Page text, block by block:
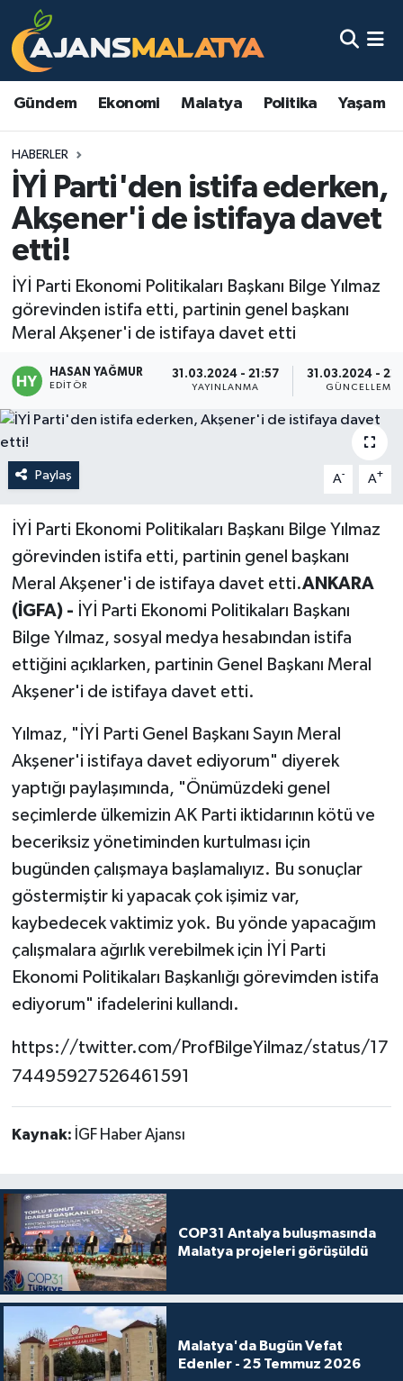
Gündem Ekonomi Malatya Politika Yaşam
HABERLER
İYİ Parti'den istifa ederken,
Akşener'i de istifaya davet
etti!
İYİ Parti Ekonomi Politikaları Başkanı Bilge Yılmaz
görevinden istifa etti, partinin genel başkanı
Meral Akşener'i de istifaya davet etti
HASAN YAĞMUR
EDITÖR
31.03.2024 - 21:57
YAYINLANMA
31.03.2024 -
GÜNCELLEME
Paylaş A- A+
İYİ Parti Ekonomi Politikaları Başkanı Bilge Yılmaz
görevinden istifa etti, partinin genel başkanı
Meral Akşener'i de istifaya davet etti.ANKARA
(İGFA) - İYİ Parti Ekonomi Politikaları Başkanı
Bilge Yılmaz, sosyal medya hesabından istifa
ettiğini açıklarken, partinin Genel Başkanı Meral
Akşener'i de istifaya davet etti.
Yılmaz, "İYİ Parti Genel Başkanı Sayın Meral
Akşener'i istifaya davet ediyorum" diyerek
yaptığı paylaşımında, "Önümüzdeki genel
seçimlerde ülkemizin AK Parti iktidarının kötü ve
beceriksiz yönetiminden kurtulması için
bugünden çalışmaya başlamalıyız. Bu sonuçlar
göstermiştir ki yapacak çok işimiz var,
kaybedecek vaktimiz yok. Bu yönde yapacağım
çalışmalara ağırlık verebilmek için İYİ Parti
Ekonomi Politikaları Başkanlığı görevimden istifa
ediyorum" ifadelerini kullandı.
https://twitter.com/ProfBilgeYilmaz/status/17
74495927526461591
Kaynak: İGF Haber Ajansı
COP31 Antalya buluşmasında
Malatya projeleri görüşüldü
Malatya'da Bugün Vefat
Edenler - 25 Temmuz 2026
Asayiş
Eğitim
Gündem
Kültür & Sanat
Magazin
Sağlık
Spor
Teknoloji
Yaşam
Malatya Nöbetçi Eczaneler
Malatya Namaz Vakitleri
Malatya Trafik Yoğunluk Haritası
TFF 3.Lig 2.Grup Puan Durumu ve Fikstür
Son Dakika Haberleri
Haber Arşivi